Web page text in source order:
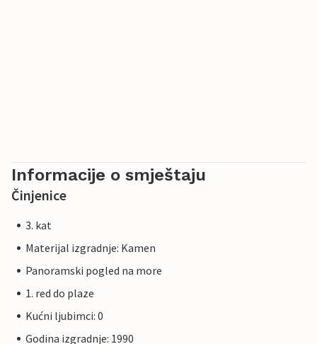
Informacije o smještaju
Činjenice
3. kat
Materijal izgradnje: Kamen
Panoramski pogled na more
1. red do plaze
Kućni ljubimci: 0
Godina izgradnje: 1990